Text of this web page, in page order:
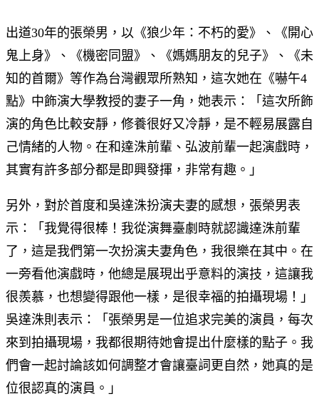
出道30年的張榮男，以《狼少年：不朽的愛》、《開心
鬼上身》、《機密同盟》、《媽媽朋友的兒子》、《未
知的首爾》等作為台灣觀眾所熟知，這次她在《嚇午4
點》中飾演大學教授的妻子一角，她表示：「這次所飾
演的角色比較安靜，修養很好又冷靜，是不輕易展露自
己情緒的人物。在和達洙前輩、弘波前輩一起演戲時，
其實有許多部分都是即興發揮，非常有趣。」
另外，對於首度和吳達洙扮演夫妻的感想，張榮男表
示：「我覺得很棒！我從演舞臺劇時就認識達洙前輩
了，這是我們第一次扮演夫妻角色，我很樂在其中。在
一旁看他演戲時，他總是展現出乎意料的演技，這讓我
很羨慕，也想變得跟他一樣，是很幸福的拍攝現場！」
吳達洙則表示：「張榮男是一位追求完美的演員，每次
來到拍攝現場，我都很期待她會提出什麼樣的點子。我
們會一起討論該如何調整才會讓臺詞更自然，她真的是
位很認真的演員。」